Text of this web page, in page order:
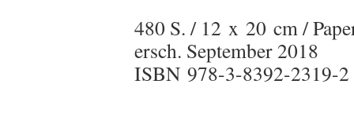
480 S. / 12 x 20 cm /
ersch. September 2018
ISBN 978-3-8392-2319-2